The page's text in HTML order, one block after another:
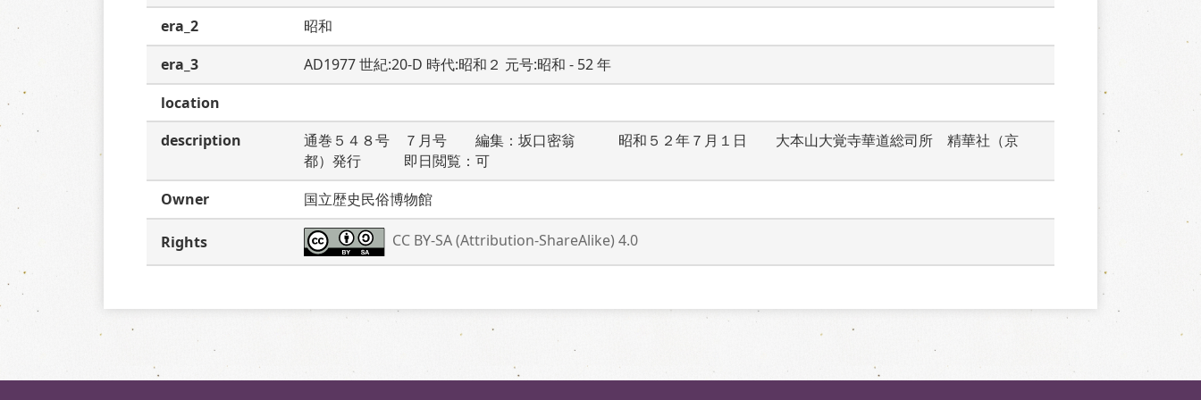
era_2
昭和
era_3
AD1977 世紀:20-D 時代:昭和２ 元号:昭和 - 52 年
location
description
通巻５４８号　７月号　　編集：坂口密翁　　　昭和５２年７月１日　　大本山大覚寺華道総司所　精華社（京
都）発行　　　即日閲覧：可
Owner
国立歴史民俗博物館
Rights CC BY-SA (Attribution-ShareAlike) 4.0